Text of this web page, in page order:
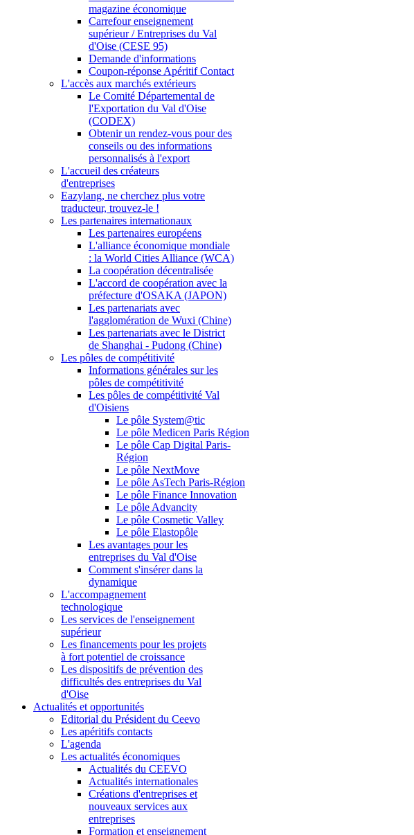
magazine économique
Carrefour enseignement
supérieur / Entreprises du Val
d'Oise (CESE 95)
Demande d'informations
Coupon-réponse Apéritif Contact
L'accès aux marchés extérieurs
Le Comité Départemental de
l'Exportation du Val d'Oise
(CODEX)
Obtenir un rendez-vous pour des
conseils ou des informations
personnalisés à l'export
L'accueil des créateurs
d'entreprises
Eazylang, ne cherchez plus votre
traducteur, trouvez-le !
Les partenaires internationaux
Les partenaires européens
L'alliance économique mondiale
: la World Cities Alliance (WCA)
La coopération décentralisée
L'accord de coopération avec la
préfecture d'OSAKA (JAPON)
Les partenariats avec
l'agglomération de Wuxi (Chine)
Les partenariats avec le District
de Shanghai - Pudong (Chine)
Les pôles de compétitivité
Informations générales sur les
pôles de compétitivité
Les pôles de compétitivité Val
d'Oisiens
Le pôle System@tic
Le pôle Medicen Paris Région
Le pôle Cap Digital Paris-
Région
Le pôle NextMove
Le pôle AsTech Paris-Région
Le pôle Finance Innovation
Le pôle Advancity
Le pôle Cosmetic Valley
Le pôle Elastopôle
Les avantages pour les
entreprises du Val d'Oise
Comment s'insérer dans la
dynamique
L'accompagnement
technologique
Les services de l'enseignement
supérieur
Les financements pour les projets
à fort potentiel de croissance
Les dispositifs de prévention des
difficultés des entreprises du Val
d'Oise
Actualités et opportunités
Editorial du Président du Ceevo
Les apéritifs contacts
L'agenda
Les actualités économiques
Actualités du CEEVO
Actualités internationales
Créations d'entreprises et
nouveaux services aux
entreprises
Formation et enseignement